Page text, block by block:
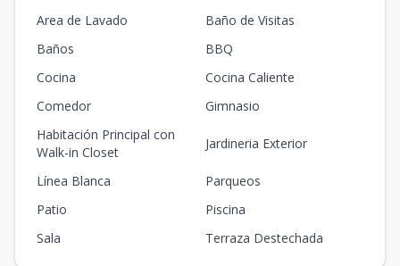
Area de Lavado
Baño de Visitas
Baños
BBQ
Cocina
Cocina Caliente
Comedor
Gimnasio
Habitación Principal con
Walk-in Closet
Jardineria Exterior
Línea Blanca
Parqueos
Patio
Piscina
Sala
Terraza Destechada